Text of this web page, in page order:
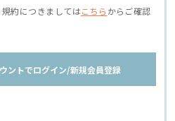
約につきましてはこちら からご確認
ントでログイン/新規会員登録